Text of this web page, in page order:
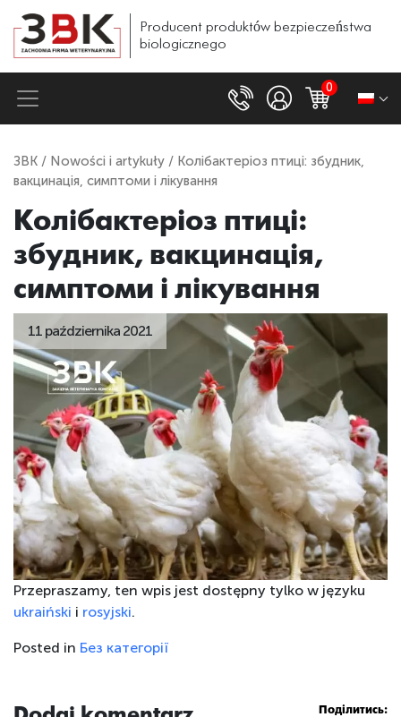
Producent produktów bezpieczeństwa
biologicznego
0
ЗВК / Nowości i artykuły / Колібактеріоз птиці: збудник,
вакцинація, симптоми і лікування
Колібактеріоз птиці:
збудник, вакцинація,
симптоми і лікування
11 października 2021
Przepraszamy, ten wpis jest dostępny tylko w języku
ukraiński i rosyjski.
Posted in Без категорії
Поділитись: